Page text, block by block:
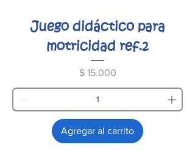
Juego didáctico para
motricidad ref.2
Precio
$ 15.000
Agregar al carrito